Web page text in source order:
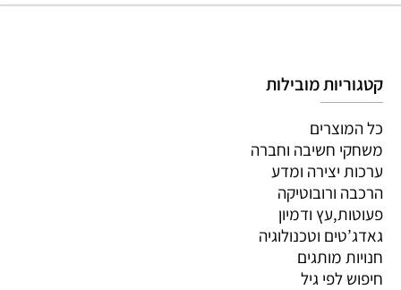
קטגוריות מובילות
כל המוצרים
משחקי חשיבה וחברה
ערכות יצירה ומדע
הרכבה ורובוטיקה
פעוטות,עץ ודמיון
גאדג’טים וטכנולוגיה
חנויות מותגים
חיפוש לפי גיל